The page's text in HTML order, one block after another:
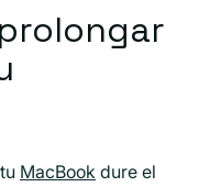
MacBook dure el